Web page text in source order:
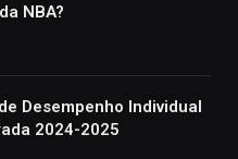
NBA?
Desempenho Individual
2024-2025